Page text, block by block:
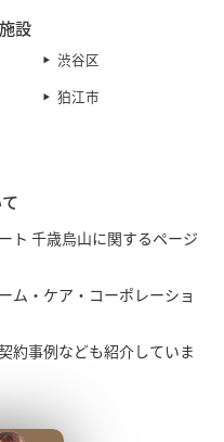
設
渋谷区
狛江市
ト 千歳烏山に関するページ
ム・ケア・コーポレーショ
約事例なども紹介していま